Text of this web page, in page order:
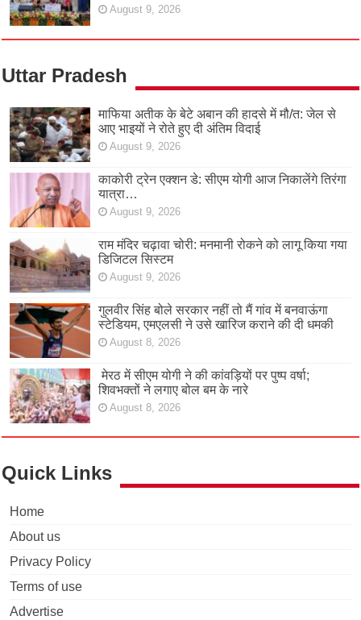
August 9, 2026
Uttar Pradesh
माफिया अतीक के बेटे अबान की हादसे में मौ/त: जेल से
आए भाइयों ने रोते हुए दी अंतिम विदाई
August 9, 2026
काकोरी ट्रेन एक्शन डे: सीएम योगी आज निकालेंगे तिरंगा
यात्रा…
August 9, 2026
राम मंदिर चढ़ावा चोरी: मनमानी रोकने को लागू किया गया
डिजिटल सिस्टम
August 9, 2026
गुलवीर सिंह बोले सरकार नहीं तो मैं गांव में बनवाऊंगा
स्टेडियम, एमएलसी ने उसे खारिज कराने की दी धमकी
August 8, 2026
मेरठ में सीएम योगी ने की कांवड़ियों पर पुष्प वर्षा;
शिवभक्तों ने लगाए बोल बम के नारे
August 8, 2026
Quick Links
Home
About us
Privacy Policy
Terms of use
Advertise